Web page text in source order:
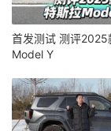
首发测试 测评2025
Model Y